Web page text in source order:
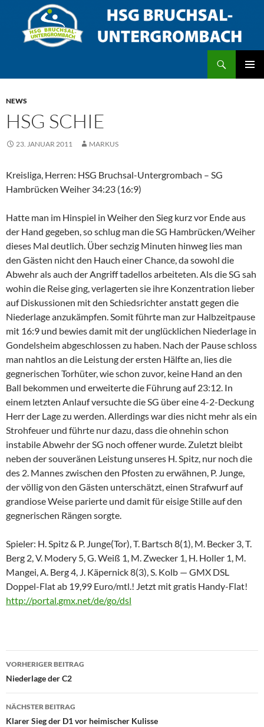
springen
NEWS
HSG SCHIE
23. JANUAR 2011 MARKUS
Kreisliga, Herren: HSG Bruchsal-Untergrombach – SG
Hambrücken Weiher 34:23 (16:9)
Hatte man im Hinspiel in Weiher den Sieg kurz vor Ende aus
der Hand gegeben, so schlug man die SG Hambrücken/Weiher
dieses Mal deutlich. Über sechzig Minuten hinweg lies man
den Gästen nicht den Hauch einer Chance, da sowohl die
Abwehr als auch der Angriff tadellos arbeiteten. Als die SG sah
wohin die Reise ging, verlagerten sie ihre Konzentration lieber
auf Diskussionen mit den Schiedsrichter anstatt gegen die
Niederlage anzukämpfen. Somit führte man zur Halbzeitpause
mit 16:9 und bewies damit mit der unglücklichen Niederlage in
Gondelsheim abgeschlossen zu haben. Nach der Pause schloss
man nahtlos an die Leistung der ersten Hälfte an, lies die
gegnerischen Torhüter, wie schon zuvor, keine Hand an den
Ball bekommen und erweiterte die Führung auf 23:12. In
einem letzten Anlauf versuchte die SG über eine 4-2-Deckung
Herr der Lage zu werden. Allerdings war dies nicht mehr als ein
Strohfeuer und führte nur dazu, dass die ohnehin schon
instabile Abwehr der SG noch offener wurde. Zuletzt bleibt
neben der souveränen Leistung unseres H. Spitz, nur noch die
des 2. Mannes zwischen den Pfosten zu erwähnen, P. Junge,
der völlig von den Gästen unterschätzt, einen Strafwurf auf
grandiose Weise parierte und damit für eisige Stille auf den
gegnerischen Rängen sorgte.
Spieler: H. Spitz & P. Junge(Tor), T. Bartsch 8(1), M. Becker 3, T.
Berg 2, V. Modery 5, G. Weiß 1, M. Zwecker 1, H. Holler 1, M.
Mangei, A. Berg 4, J. Käpernick 8(3), S. Kolb — GMX DSL
Doppel-Flat ab 19,99 Euro/mtl.! Jetzt mit gratis Handy-Flat!
http://portal.gmx.net/de/go/dsl
Beitragsnavigation
VORHERIGER BEITRAG
Niederlage der C2
NÄCHSTER BEITRAG
Klarer Sieg der D1 vor heimischer Kulisse